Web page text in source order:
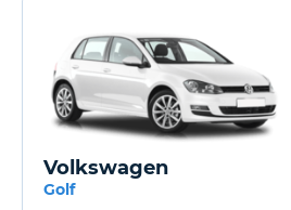
Volkswagen
Golf